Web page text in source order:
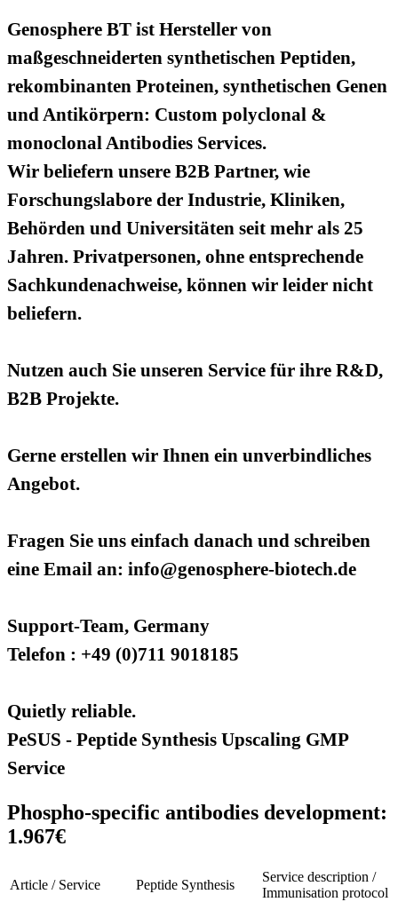
Genosphere BT ist Hersteller von
maßgeschneiderten synthetischen Peptiden,
rekombinanten Proteinen, synthetischen Genen
und Antikörpern: Custom polyclonal &
monoclonal Antibodies Services.
Wir beliefern unsere B2B Partner, wie
Forschungslabore der Industrie, Kliniken,
Behörden und Universitäten seit mehr als 25
Jahren. Privatpersonen, ohne entsprechende
Sachkundenachweise, können wir leider nicht
beliefern.
Nutzen auch Sie unseren Service für ihre R&D,
B2B Projekte.
Gerne erstellen wir Ihnen ein unverbindliches
Angebot.
Fragen Sie uns einfach danach und schreiben
eine Email an: info@genosphere-biotech.de
Support-Team, Germany
Telefon : +49 (0)711 9018185
Quietly reliable.
PeSUS - Peptide Synthesis Upscaling GMP
Service
Phospho-specific antibodies development:
1.967€
Article / Service Peptide Synthesis
Service description /
Immunisation protocol